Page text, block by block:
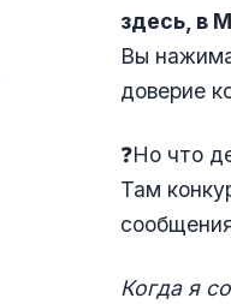
здесь, в
Вы
доверие
❓Но что
Там
Когда я